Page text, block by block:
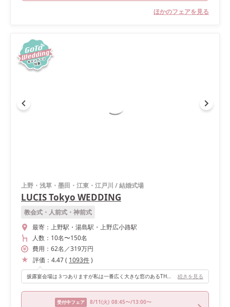
ほかのフェアを見る
上野・浅草・墨田・江東・江戸川 /結婚式場
LUCIS Tokyo WEDDING
教会式・人前式・神前式
最寄： 上野駅・湯島駅・上野広小路駅
人数： 10名〜150名
費用： 62名 ／319万円
評価： 4.47( 1093件)
披露宴会場は３つありますが私は一番広く大きな窓のあるTHE LUCISを選びました。スカイツリーもきれいに見え、ゆったりとした広さでドレスでもゆったりと歩くことが出来ました。ワンフロア貸切なので受付まわりやお手洗いなどもゆったりと使えます。 続きを見る
受付中フェア 8/11(火) 08:45〜/13:00〜